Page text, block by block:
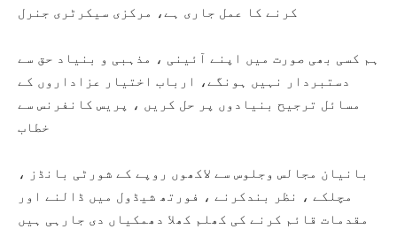
کرنے کا عمل جاری ہے، مرکزی سیکرٹری جنرل
ہم کسی بھی صورت میں اپنے آئینی ، مذہبی و بنیاد حق سے
دستبردار نہیں ہونگے، ارباب اختیار عزاداروں کے
مسائل ترجیح بنیادوں پر حل کریں ، پریس کانفرنس سے
خطاب
بانیان مجالس وجلوس سے لاکھوں روپے کے شورٹی بانڈز ،
مچلکے ، نظر بندکرنے ، فورتھ شیڈول میں ڈالنے اور
مقدمات قائم کرنے کی کھلم کھلا دھمکیاں دی جارہی ہیں